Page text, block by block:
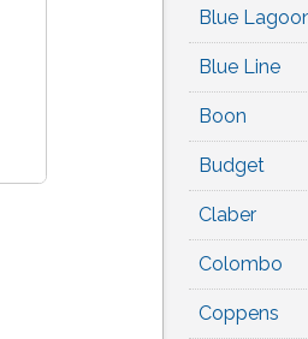
Blue
Blue Line
Boon
Budget
Claber
Colombo
Coppens